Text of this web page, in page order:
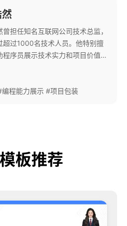
曾担任知名互联网公司技术总监，
超过1000名技术人员。他特别擅
程序员展示技术实力和项目价值，
为商业价值，深受开发者好评。目
编程能力展示 #项目包装
板推荐